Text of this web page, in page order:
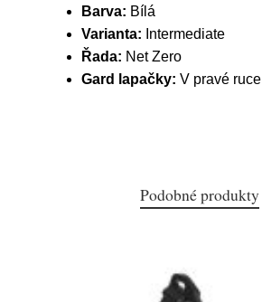
Barva: Bílá
Varianta: Intermediate
Řada: Net Zero
Gard lapačky: V pravé ruce
Podobné produkty